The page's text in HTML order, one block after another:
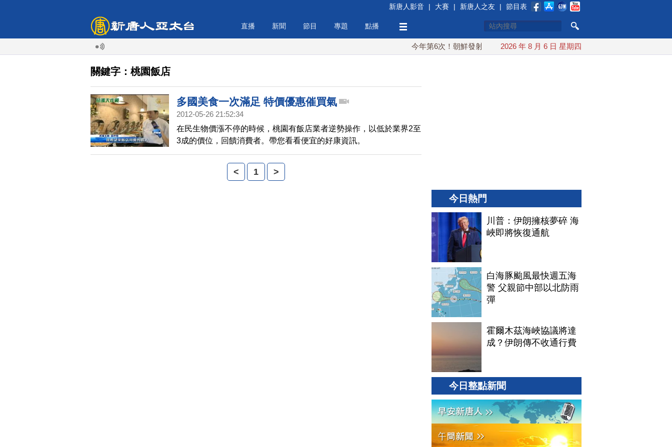
新唐人影音 | 大賽 | 新唐人之友 | 節目表
直播 新聞 節目 專題 點播
今年第6次！朝鮮發射彈道導彈 落日本EEZ外 紅海戰火續升溫 也門胡塞武裝
2026 年 8 月 6 日 星期四
關鍵字：桃園飯店
多國美食一次滿足 特價優惠催買氣
2012-05-26 21:52:34
在民生物價漲不停的時候，桃園有飯店業者逆勢操作，以低於業界2至
3成的價位，回饋消費者。帶您看看便宜的好康資訊。
< 1 >
今日熱門
川普：伊朗擁核夢碎 海
峽即將恢復通航
白海豚颱風最快週五海
警 父親節中部以北防雨
彈
霍爾木茲海峽協議將達
成？伊朗傳不收通行費
今日整點新聞